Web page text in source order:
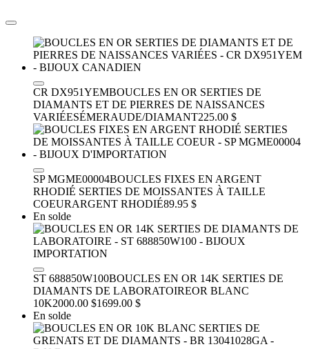
CR DX951YEMBOUCLES EN OR SERTIES DE
DIAMANTS ET DE PIERRES DE NAISSANCES
VARIÉESÉMERAUDE/DIAMANT225.00 $
SP MGME00004BOUCLES FIXES EN ARGENT
RHODIÉ SERTIES DE MOISSANTES À TAILLE
COEURARGENT RHODIÉ89.95 $
En solde
ST 688850W100BOUCLES EN OR 14K SERTIES DE
DIAMANTS DE LABORATOIREOR BLANC
10K2000.00 $1699.00 $
En solde